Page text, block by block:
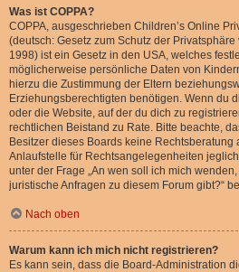
Was ist COPPA?
COPPA, ausgeschrieben Children’s Online
(deutsch: Gesetz zum Schutz der
1998) ist ein Gesetz in den USA, welches
möglicherweise persönliche Daten von
hierzu die Zustimmung der Eltern
Erziehungsberechtigten benötigen. Wenn du
oder die Website, auf der du dich zu
rechtlichen Beistand zu Rate. Bitte beachte,
Besitzer dieses Boards keine
Anlaufstelle für Rechtsangelegenheiten
unter der Frage „An wen soll ich mich
juristische Anfragen zu diesem Forum gibt?“
Nach oben
Warum kann ich mich nicht registrieren?
Es kann sein, dass die Board-Administration